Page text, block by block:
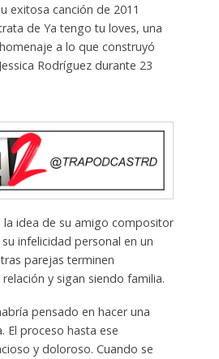
exitosa canción de 2011
de Ya tengo tu loves, una
a lo que construyó
Rodríguez durante 23
la idea de su amigo compositor
infelicidad personal en un
parejas terminen
y sigan siendo familia.
pensado en hacer una
El proceso hasta ese
y doloroso. Cuando se